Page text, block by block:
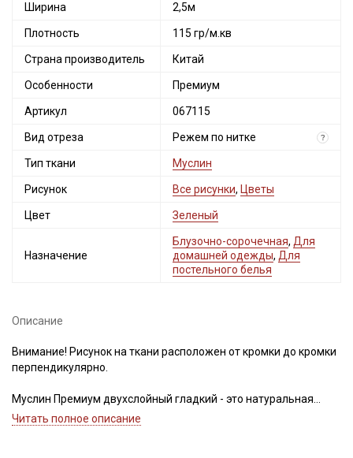
Ширина 2,5м
Плотность 115 гр/м.кв
Страна производитель Китай
Особенности Премиум
Артикул 067115
Вид отреза Режем по нитке ?
Тип ткани Муслин
Рисунок Все рисунки, Цветы
Цвет Зеленый
Назначение
Блузочно-сорочечная, Для
домашней одежды, Для
постельного белья
Описание
Внимание! Рисунок на ткани расположен от кромки до кромки
перпендикулярно.
Муслин Премиум двухслойный гладкий - это натуральная
ткань из 100% хлопка, нежная и приятная для тела. Состоит из
Читать полное описание